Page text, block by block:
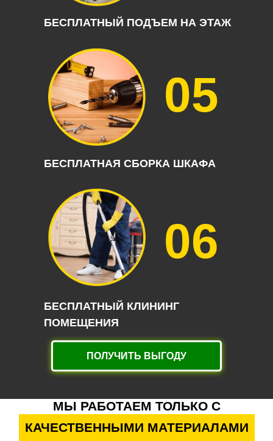
БЕСПЛАТНЫЙ ПОДЪЕМ НА ЭТАЖ
БЕСПЛАТНАЯ СБОРКА ШКАФА
05
БЕСПЛАТНЫЙ КЛИНИНГ
ПОМЕЩЕНИЯ
06
ПОЛУЧИТЬ ВЫГОДУ
МЫ РАБОТАЕМ ТОЛЬКО С
КАЧЕСТВЕННЫМИ МАТЕРИАЛАМИ